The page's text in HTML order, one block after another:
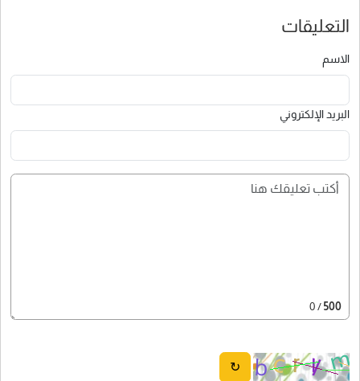
التعليقات
الاسم
البريد الإلكتروني
500
/ 0
↻